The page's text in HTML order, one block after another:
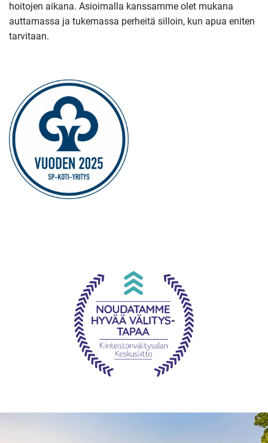
hoitojen aikana. Asioimalla kanssamme olet mukana
auttamassa ja tukemassa perheitä silloin, kun apua eniten
tarvitaan.